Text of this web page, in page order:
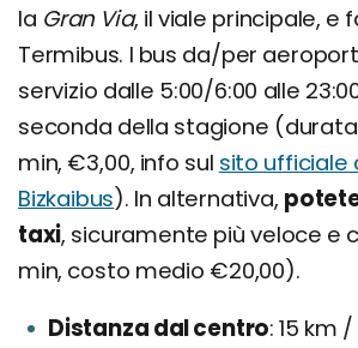
la Gran Via, il viale principale, e
Termibus. I bus da/per
servizio dalle 5:00/6:00 alle
seconda della stagione
min, €3,00, info sul sito ufficiale
Bizkaibus). In alternativa,
taxi, sicuramente più veloce e
min, costo medio €20,00).
Distanza dal centro 15 km